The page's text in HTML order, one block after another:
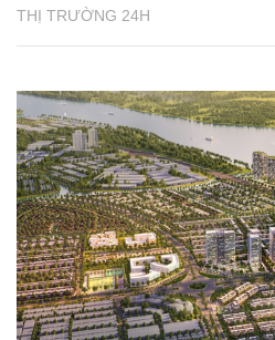
THỊ TRƯỜNG 24H